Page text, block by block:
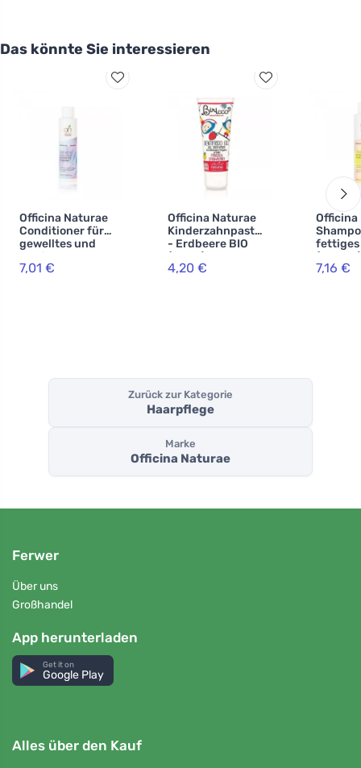
Das könnte Sie interessieren
Officina Naturae
Conditioner für
gewelltes und
lockiges Haar BIO
(150 ml)
7,01 €
Officina Naturae
Kinderzahnpasta
- Erdbeere BIO
(75 ml) -
fluoridfrei
4,20 €
Officina
fettiges
(200 ml)
7,16 €
Zurück zur Kategorie
Haarpflege
Marke
Officina Naturae
Ferwer
Über uns
Großhandel
App herunterladen
Get it on
Google Play
Alles über den Kauf